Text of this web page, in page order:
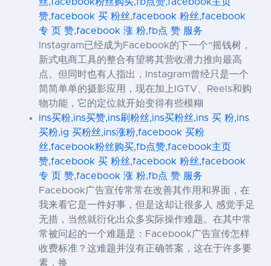
赞,facebook 买 粉丝,facebook 粉丝,facebook
专 页 赞,facebook 涨 粉,fb点 赞 服务
Instagram已经成为Facebook的下一个“摇钱树，
新式电商工具的整合有望将其营收潜力推向最高
点。但同时也有人指出，Instagram曾经只是一个
简简单单的摄影应用，现在加上IGTV、Reels和购
物功能，它的定位就开始变得有些模糊
ins买粉,ins买赞,ins刷粉丝,ins买粉丝,ins 买 粉,ins
买粉,ig 买粉丝,ins涨粉,facebook 买粉
丝,facebook粉丝购买,fb点赞,facebook主页
赞,facebook 买 粉丝,facebook 粉丝,facebook
专 页 赞,facebook 涨 粉,fb点 赞 服务
Facebook广告宣传常常在改善其作用和界面，在
我来看它是一件好事，但是这却让很多人 感觉手足
无措，当然就衍化出众多实际操作难题。在其中常
常被问起的一个难题是：Facebook广告宣传怎样
收费标准？这难题并沒有正确答案，这在于许多要
素，换